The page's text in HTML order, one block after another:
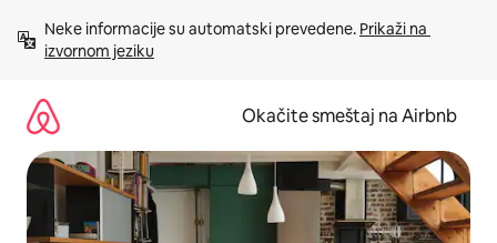
sadržaj
Neke informacije su automatski prevedene. Prikaži na
izvornom jeziku
Okačite smeštaj na Airbnb